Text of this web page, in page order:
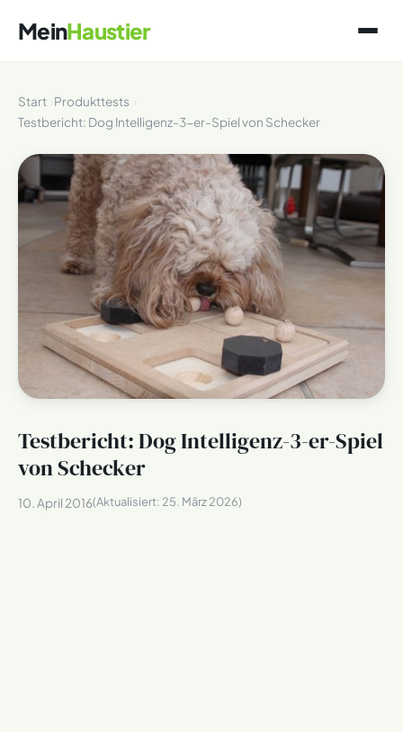
MeinHaustier
Start Produkttests
Testbericht: Dog Intelligenz-3-er-Spiel von Schecker
Testbericht: Dog Intelligenz-3-er-Spiel
von Schecker
10. April 2016(Aktualisiert: 25. März 2026)